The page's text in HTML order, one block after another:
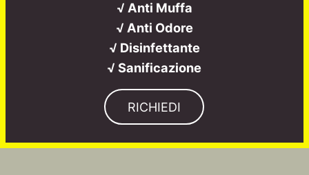
√ Anti Muffa
√ Anti Odore
√ Disinfettante
√ Sanificazione
RICHIEDI